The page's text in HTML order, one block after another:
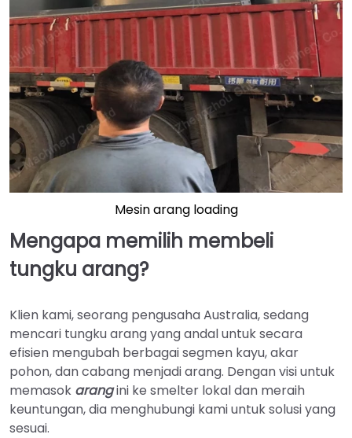
Mesin arang loading
Mengapa memilih membeli
tungku arang?
Klien kami, seorang pengusaha Australia, sedang
mencari tungku arang yang andal untuk secara
efisien mengubah berbagai segmen kayu, akar
pohon, dan cabang menjadi arang. Dengan visi untuk
memasok arangini ke smelter lokal dan meraih
keuntungan, dia menghubungi kami untuk solusi yang
sesuai.